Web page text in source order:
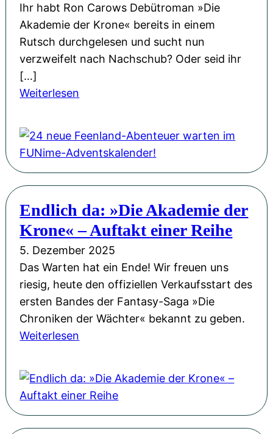
u
n
d
V
r
r
a
o
s
t
e
l
u
n
g
„
A
k
a
d
m
i
d
Ihr habt Ron Carows Debütroman »Die
Akademie der Krone« bereits in einem
Rutsch durchgelesen und sucht nun
verzweifelt nach Nachschub? Oder seid ihr
[…]
Weiterlesen
n
e
F
e
e
n
l
a
n
b
e
n
Endlich da: »Die Akademie der
Krone« – Auftakt einer Reihe
5. Dezember 2025
Das Warten hat ein Ende! Wir freuen uns
riesig, heute den offiziellen Verkaufsstart des
ersten Bandes der Fantasy-Saga »Die
Chroniken der Wächter« bekannt zu geben.
Weiterlesen
d
l